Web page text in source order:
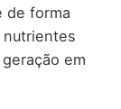
de forma
nutrientes
em